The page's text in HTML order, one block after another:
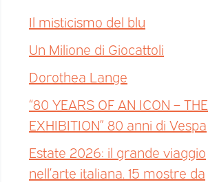
Il misticismo del blu
Un Milione di Giocattoli
Dorothea Lange
“80 YEARS OF AN ICON – THE
EXHIBITION” 80 anni di Vespa
Estate 2026: il grande viaggio
nell’arte italiana. 15 mostre da